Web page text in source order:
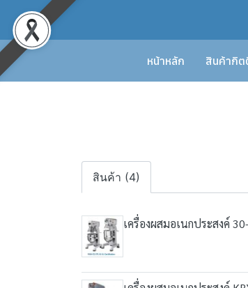
หน้าหลัก สินค้ากิ
สินค้า (4)
เครื่องผสมอเนกประสงค์